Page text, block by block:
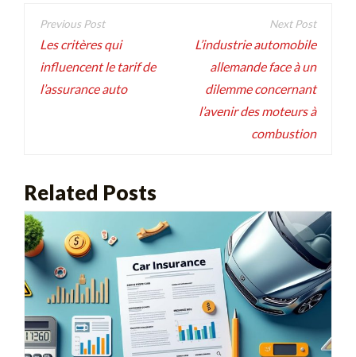
Navigation
de
l’article
Les critères qui
influencent le tarif de
l’assurance auto
L’industrie automobile
allemande face à un
dilemme concernant
l’avenir des moteurs à
combustion
Related Posts